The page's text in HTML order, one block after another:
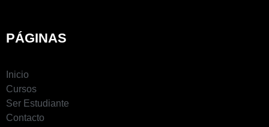
PÁGINAS
Inicio
Cursos
Ser Estudiante
Contacto